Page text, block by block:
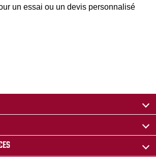
un essai ou un devis personnalisé